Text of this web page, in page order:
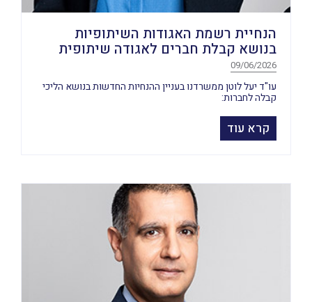
הנחיית רשמת האגודות השיתופיות
בנושא קבלת חברים לאגודה שיתופית
09/06/2026
עו"ד יעל לוטן ממשרדנו בעניין ההנחיות החדשות בנושא הליכי
קבלה לחברות:
קרא עוד